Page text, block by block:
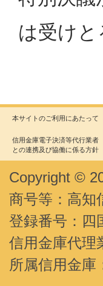
は受け
本サイトのご利用にあたって
信用金庫電子決済等代行業者
との連携及び協働に係る方針
Copyright ©
商号等：高
登録番号：四
信用金庫代
所属信用金庫